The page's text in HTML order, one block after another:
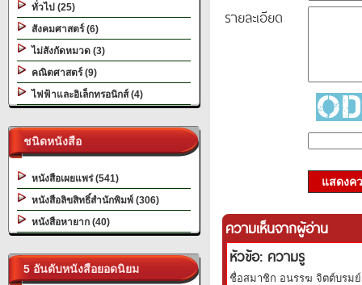
ทั่วไป (25)
สังคมศาสตร์ (6)
ไม่สังกัดหมวด (3)
คณิตศาสตร์ (9)
ไฟฟ้าและอิเล็กทรอนิกส์ (4)
ชนิดหนังสือ
หนังสือเผยแพร่ (541)
หนังสือลิขสิทธิ์สำนักพิมพ์ (306)
หนังสือหายาก (40)
5 อันดับหนังสือยอดนิยม
รายละเอียด
แสดงค
ความเห็นจากผู้อ่าน
หัวข้อ: ความรู
ชื่อสมาชิก อนรรฆ จิตต์บรมย์